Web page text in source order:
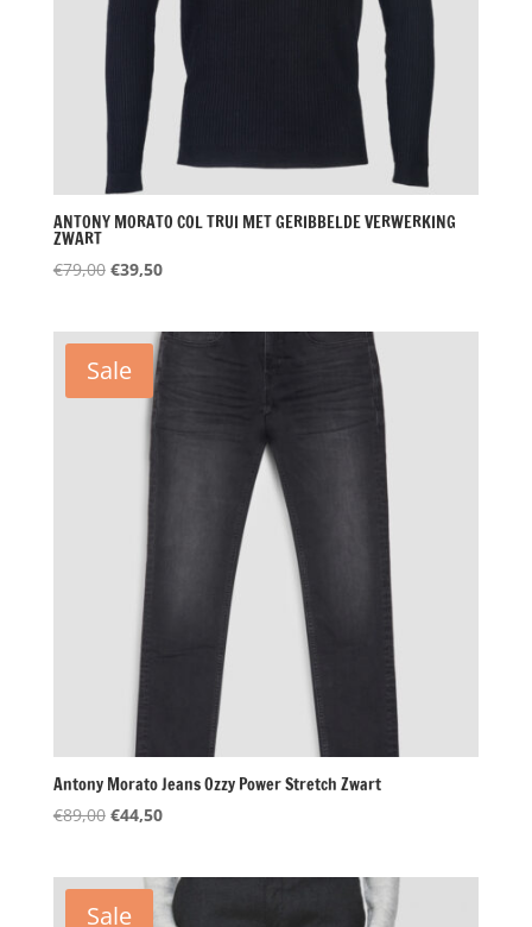
ANTONY MORATO COL TRUI MET GERIBBELDE VERWERKING
ZWART
€79,00 Oorspronkelijke
€79,00.
€39,50Huidige
€39,50.
Sale
Antony Morato Jeans Ozzy Power Stretch Zwart
€89,00 Oorspronkelijke
€89,00.
€44,50Huidige
€44,50.
Sale